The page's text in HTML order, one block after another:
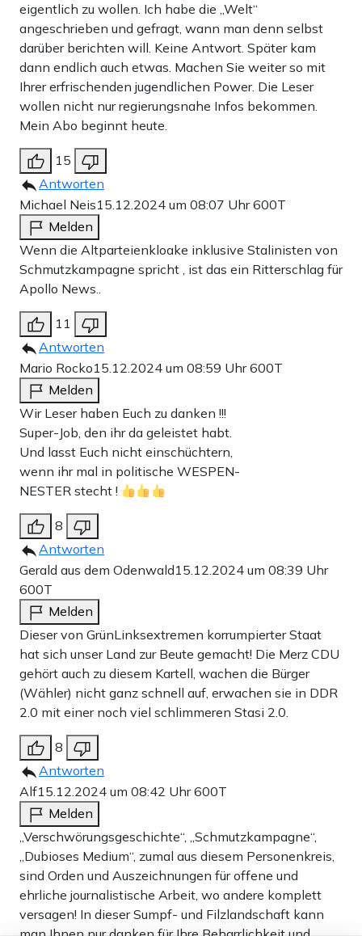
eigentlich zu wollen. Ich habe die „Welt“
angeschrieben und gefragt, wann man denn selbst
darüber berichten will. Keine Antwort. Später kam
dann endlich auch etwas. Machen Sie weiter so mit
Ihrer erfrischenden jugendlichen Power. Die Leser
wollen nicht nur regierungsnahe Infos bekommen.
Mein Abo beginnt heute.
15
Antworten
Michael Neis15.12.2024 um 08:07 Uhr600T
Melden
Wenn die Altparteienkloake inklusive Stalinisten von
Schmutzkampagne spricht , ist das ein Ritterschlag für
Apollo News..
11
Antworten
Mario Rocko15.12.2024 um 08:59 Uhr600T
Melden
Wir Leser haben Euch zu danken !!!
Super-Job, den ihr da geleistet habt.
Und lasst Euch nicht einschüchtern,
wenn ihr mal in politische WESPEN-
NESTER stecht !
8
Antworten
Gerald aus dem Odenwald15.12.2024 um 08:39 Uhr
600T
Melden
Dieser von GrünLinksextremen korrumpierter Staat
hat sich unser Land zur Beute gemacht! Die Merz CDU
gehört auch zu diesem Kartell, wachen die Bürger
(Wähler) nicht ganz schnell auf, erwachen sie in DDR
2.0 mit einer noch viel schlimmeren Stasi 2.0.
8
Antworten
Alf15.12.2024 um 08:42 Uhr600T
Melden
„Verschwörungsgeschichte“, „Schmutzkampagne“,
„Dubioses Medium“, zumal aus diesem Personenkreis,
sind Orden und Auszeichnungen für offene und
ehrliche journalistische Arbeit, wo andere komplett
versagen! In dieser Sumpf- und Filzlandschaft kann